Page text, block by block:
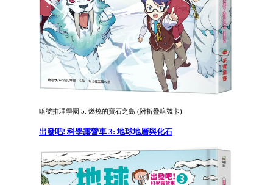
暗號推理學園 5: 燃燒的寶石之島 (附折疊暗號卡)
出發吧! 科學露營車 3: 地球地層與化石